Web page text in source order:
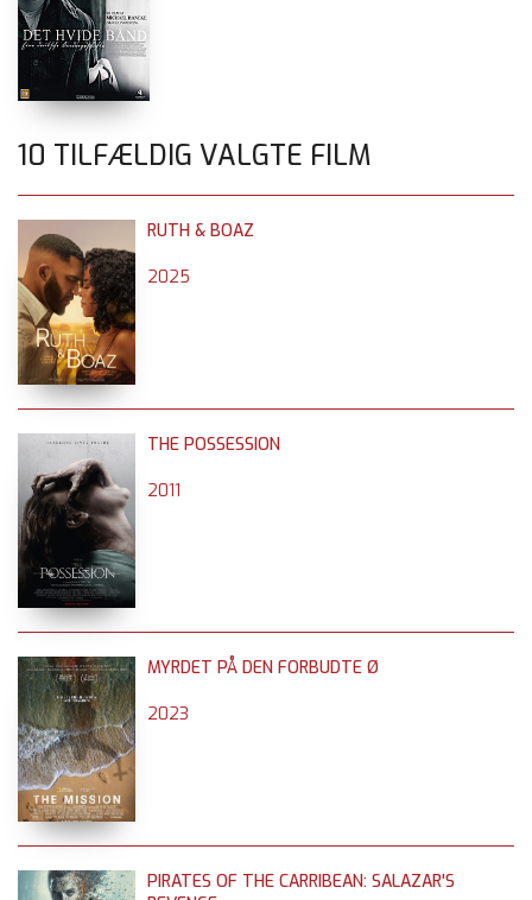
10 TILFÆLDIG VALGTE FILM
RUTH & BOAZ
2025
THE POSSESSION
2011
MYRDET PÅ DEN FORBUDTE Ø
2023
PIRATES OF THE CARRIBEAN: SALAZAR'S